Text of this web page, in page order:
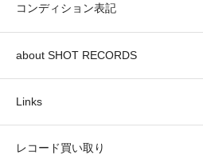
コンディション表記
about SHOT RECORDS
Links
レコード買い取り